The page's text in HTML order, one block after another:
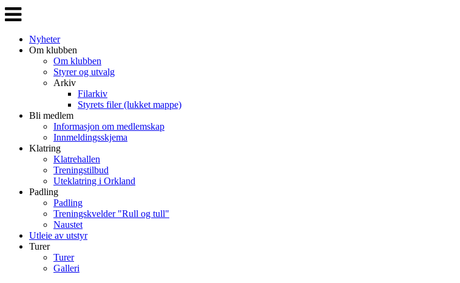
Veksle
navigasjon
Nyheter
Om klubben
Om klubben
Styrer og utvalg
Arkiv
Filarkiv
Styrets filer (lukket mappe)
Bli medlem
Informasjon om medlemskap
Innmeldingsskjema
Klatring
Klatrehallen
Treningstilbud
Uteklatring i Orkland
Padling
Padling
Treningskvelder "Rull og tull"
Naustet
Utleie av utstyr
Turer
Turer
Galleri